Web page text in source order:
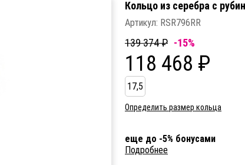
Кольцо из серебра c
Артикул: RSR796RR
139 374 ₽ -15%
118 468 ₽
17,5
Определить размер кольца
еще до -5% бонусами
Подробнее